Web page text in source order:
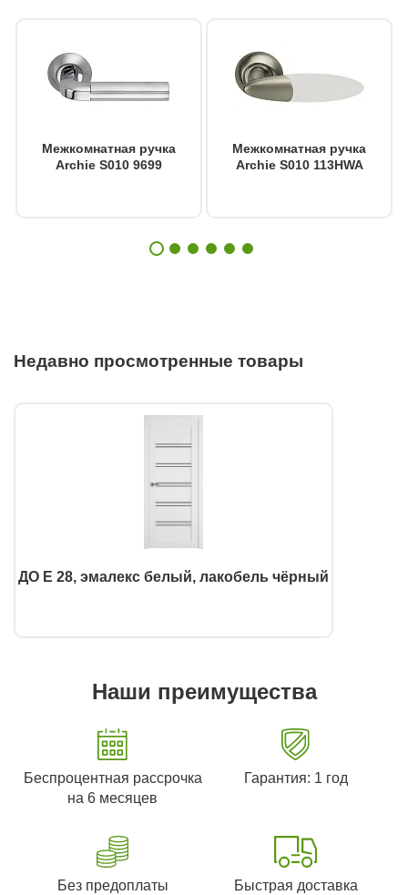
Межкомнатная ручка
Archie S010 9699
Межкомнатная ручка
Archie S010 113HWA
Недавно просмотренные товары
ДО E 28, эмалекс белый, лакобель чёрный
Наши преимущества
Беспроцентная рассрочка
на 6 месяцев
Гарантия: 1 год
Без предоплаты Быстрая доставка